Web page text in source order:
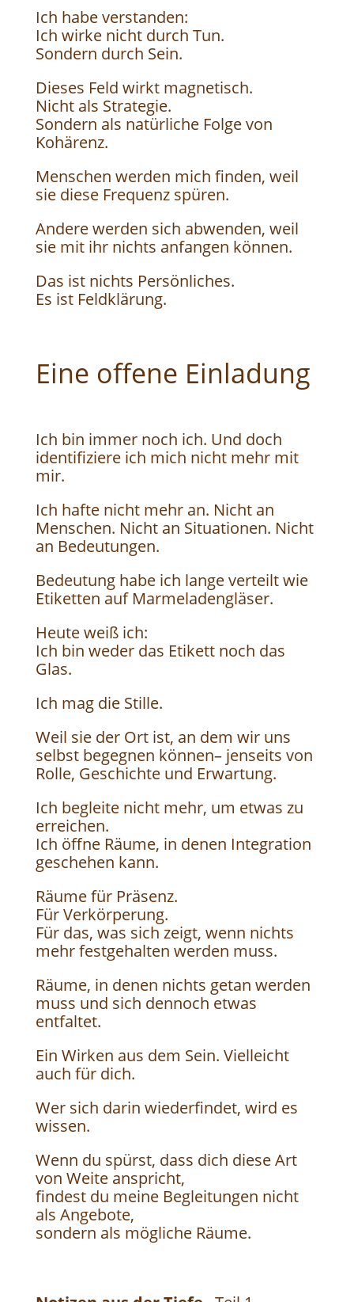
Ich habe verstanden:
Ich wirke nicht durch Tun.
Sondern durch Sein.
Dieses Feld wirkt magnetisch.
Nicht als Strategie.
Sondern als natürliche Folge von
Kohärenz.
Menschen werden mich finden, weil
sie diese Frequenz spüren.
Andere werden sich abwenden, weil
sie mit ihr nichts anfangen können.
Das ist nichts Persönliches.
Es ist Feldklärung.
Eine offene Einladung
Ich bin immer noch ich. Und doch
identifiziere ich mich nicht mehr mit
mir.
Ich hafte nicht mehr an. Nicht an
Menschen. Nicht an Situationen. Nicht
an Bedeutungen.
Bedeutung habe ich lange verteilt wie
Etiketten auf Marmeladengläser.
Heute weiß ich:
Ich bin weder das Etikett noch das
Glas.
Ich mag die Stille.
Weil sie der Ort ist, an dem wir uns
selbst begegnen können– jenseits von
Rolle, Geschichte und Erwartung.
Ich begleite nicht mehr, um etwas zu
erreichen.
Ich öffne Räume, in denen Integration
geschehen kann.
Räume für Präsenz.
Für Verkörperung.
Für das, was sich zeigt, wenn nichts
mehr festgehalten werden muss.
Räume, in denen nichts getan werden
muss und sich dennoch etwas
entfaltet.
Ein Wirken aus dem Sein. Vielleicht
auch für dich.
Wer sich darin wiederfindet, wird es
wissen.
Wenn du spürst, dass dich diese Art
von Weite anspricht,
findest du meine Begleitungen nicht
als Angebote,
sondern als mögliche Räume.